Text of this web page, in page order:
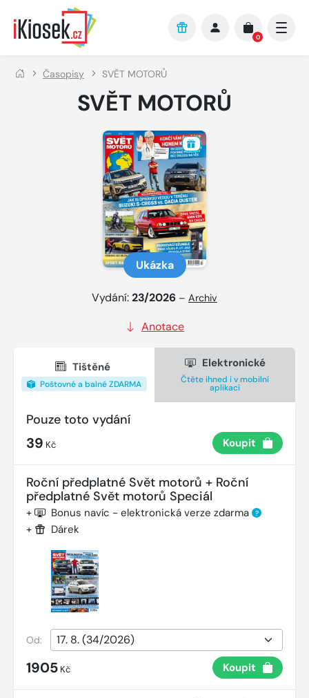
Přejít na hlavní obsah
0
Časopisy SVĚT MOTORŮ
SVĚT MOTORŮ
Ukázka
Vydání:23/2026 – Archiv
Anotace
Tištěné
Poštovné a balné ZDARMA
Elektronické
Čtěte ihned i v mobilní
aplikaci
Pouze toto vydání
39 Kč Koupit
Roční předplatné Svět motorů + Roční
předplatné Svět motorů Speciál
+ Bonus navíc - elektronická verze zdarma ?
+ Dárek
Od:
1905 Kč Koupit